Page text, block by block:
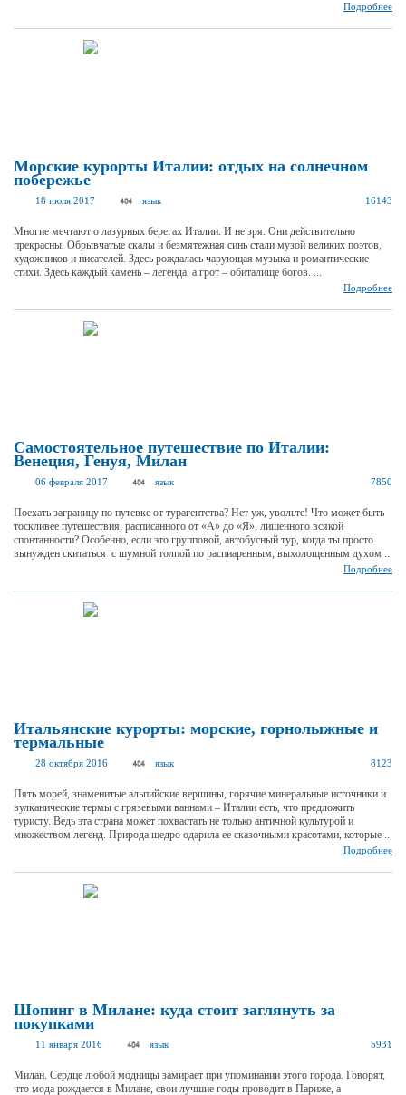
Подробнее
Морские курорты Италии: отдых на солнечном
побережье
18 июля 2017 язык 16143
Многие мечтают о лазурных берегах Италии. И не зря. Они действительно
прекрасны. Обрывчатые скалы и безмятежная синь стали музой великих поэтов,
художников и писателей. Здесь рождалась чарующая музыка и романтические
стихи. Здесь каждый камень – легенда, а грот – обиталище богов. ...
Подробнее
Самостоятельное путешествие по Италии:
Венеция, Генуя, Милан
06 февраля 2017 язык 7850
Поехать заграницу по путевке от турагентства? Нет уж, увольте! Что может быть
тоскливее путешествия, расписанного от «А» до «Я», лишенного всякой
спонтанности? Особенно, если это групповой, автобусный тур, когда ты просто
вынужден скитаться с шумной толпой по распиаренным, выхолощенным духом ...
Подробнее
Итальянские курорты: морские, горнолыжные и
термальные
28 октября 2016 язык 8123
Пять морей, знаменитые альпийские вершины, горячие минеральные источники и
вулканические термы с грязевыми ваннами – Италии есть, что предложить
туристу. Ведь эта страна может похвастать не только античной культурой и
множеством легенд. Природа щедро одарила ее сказочными красотами, которые ...
Подробнее
Шопинг в Милане: куда стоит заглянуть за
покупками
11 января 2016 язык 5931
Милан. Сердце любой модницы замирает при упоминании этого города. Говорят,
что мода рождается в Милане, свои лучшие годы проводит в Париже, а